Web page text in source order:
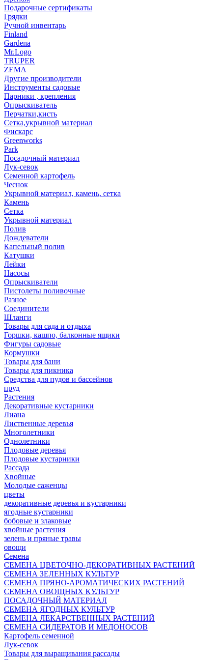
Подарочные сертификаты
Грядки
Ручной инвентарь
Finland
Gardena
Mr.Logo
TRUPER
ZEMA
Другие производители
Инструменты садовые
Парники , крепления
Опрыскиватель
Перчатки,кисть
Сетка,укрывной материал
Фискарс
Greenworks
Park
Посадочный материал
Лук-севок
Семенной картофель
Чеснок
Укрывной материал, камень, сетка
Камень
Сетка
Укрывной материал
Полив
Дождеватели
Капельный полив
Катушки
Лейки
Насосы
Опрыскиватели
Пистолеты поливочные
Разное
Соединители
Шланги
Товары для сада и отдыха
Горшки, кашпо, балконные ящики
Фигуры садовые
Кормушки
Товары для бани
Товары для пикника
Средства для пудов и бассейнов
пруд
Растения
Декоративные кустарники
Лиана
Лиственные деревья
Многолетники
Однолетники
Плодовые деревья
Плодовые кустарники
Рассада
Хвойные
Молодые саженцы
цветы
декоративные деревья и кустарники
ягодные кустарники
бобовые и злаковые
хвойные растения
зелень и пряные травы
овощи
Семена
СЕМЕНА ЦВЕТОЧНО-ДЕКОРАТИВНЫХ РАСТЕНИЙ
СЕМЕНА ЗЕЛЕННЫХ КУЛЬТУР
СЕМЕНА ПРЯНО-АРОМАТИЧЕСКИХ РАСТЕНИЙ
СЕМЕНА ОВОЩНЫХ КУЛЬТУР
ПОСАДОЧНЫЙ МАТЕРИАЛ
СЕМЕНА ЯГОДНЫХ КУЛЬТУР
СЕМЕНА ЛЕКАРСТВЕННЫХ РАСТЕНИЙ
СЕМЕНА СИДЕРАТОВ И МЕДОНОСОВ
Картофель семенной
Лук-севок
Товары для выращивания рассады